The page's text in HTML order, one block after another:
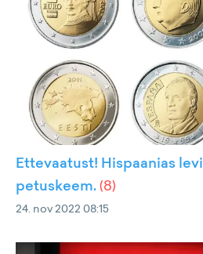
Ettevaatust! Hispaanias
petuskeem.(8)
24. nov 2022 08:15